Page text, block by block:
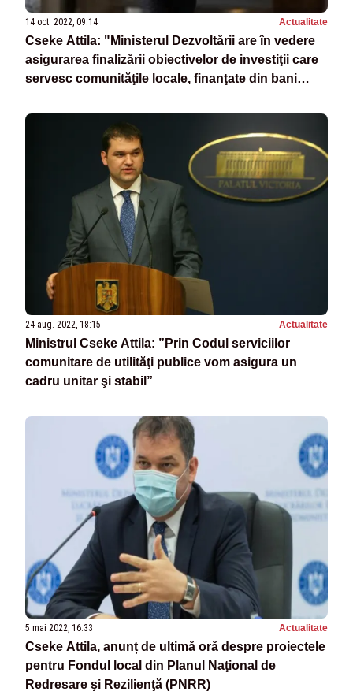
14 oct. 2022, 09:14 Actualitate
Cseke Attila: "Ministerul Dezvoltării are în vedere
asigurarea finalizării obiectivelor de investiţii care
servesc comunităţile locale, finanţate din bani
24 aug. 2022, 18:15 Actualitate
Ministrul Cseke Attila: ”Prin Codul serviciilor
comunitare de utilităţi publice vom asigura un
cadru unitar şi stabil”
5 mai 2022, 16:33 Actualitate
Cseke Attila, anunț de ultimă oră despre proiectele
pentru Fondul local din Planul Naţional de
Redresare şi Rezilienţă (PNRR)